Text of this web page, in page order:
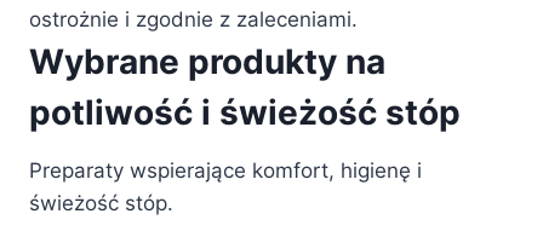
ostrożnie i zgodnie z zaleceniami.
Wybrane produkty na
potliwość i świeżość stóp
Preparaty wspierające komfort, higienę i
świeżość stóp.